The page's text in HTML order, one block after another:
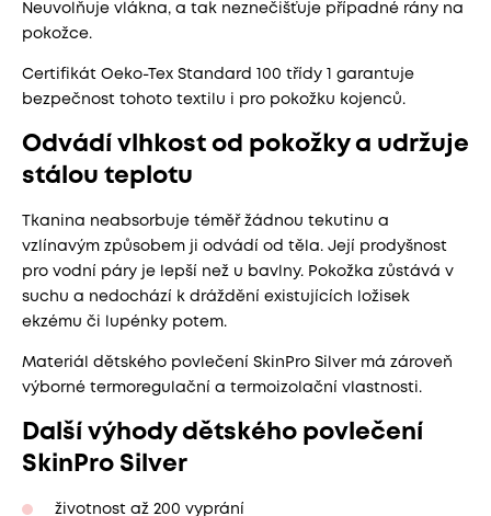
Neuvolňuje vlákna, a tak neznečišťuje případné rány na
pokožce.
Certifikát Oeko-Tex Standard 100 třídy 1 garantuje
bezpečnost tohoto textilu i pro pokožku kojenců.
Odvádí vlhkost od pokožky a udržuje
stálou teplotu
Tkanina neabsorbuje téměř žádnou tekutinu a
vzlínavým způsobem ji odvádí od těla. Její prodyšnost
pro vodní páry je lepší než u bavlny. Pokožka zůstává v
suchu a nedochází k dráždění existujících ložisek
ekzému či lupénky potem.
Materiál dětského povlečení SkinPro Silver má zároveň
výborné termoregulační a termoizolační vlastnosti.
Další výhody dětského povlečení
SkinPro Silver
životnost až 200 vyprání